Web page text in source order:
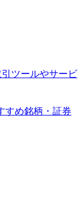
ツールやサービ
すめ銘柄・証券